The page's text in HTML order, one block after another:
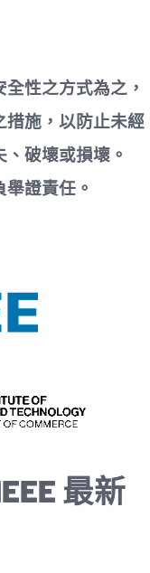
性之方式為之，
措施，以防止未經
破壞或損壞。
證責任。
最新